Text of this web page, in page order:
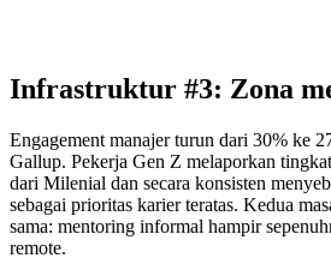
Infrastruktur #3: Zona
Engagement manajer turun dari 30% ke
Gallup. Pekerja Gen Z melaporkan
dari Milenial dan secara konsisten
sebagai prioritas karier teratas. Kedua
sama: mentoring informal hampir
remote.